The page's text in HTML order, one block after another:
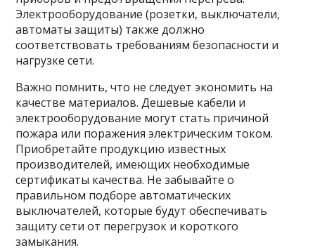
Электрооборудование (розетки, выключатели,
автоматы защиты) также должно
соответствовать требованиям безопасности и
нагрузке сети.
Важно помнить, что не следует экономить на
качестве материалов. Дешевые кабели и
электрооборудование могут стать причиной
пожара или поражения электрическим током.
Приобретайте продукцию известных
производителей, имеющих необходимые
сертификаты качества. Не забывайте о
правильном подборе автоматических
выключателей, которые будут обеспечивать
защиту сети от перегрузок и короткого
замыкания.